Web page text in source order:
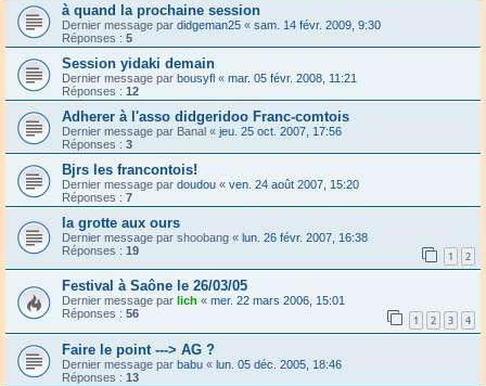
à quand la prochaine session
Dernier message par didgeman25 « sam. 14 févr. 2009, 9:30
Réponses : 5
Session yidaki demain
Dernier message par bousyfl « mar. 05 févr. 2008, 11:21
Réponses : 12
Adherer à l'asso didgeridoo Franc-comtois
Dernier message par Banal « jeu. 25 oct. 2007, 17:56
Réponses : 3
Bjrs les francontois!
Dernier message par doudou « ven. 24 août 2007, 15:20
Réponses : 7
la grotte aux ours
Dernier message par shoobang « lun. 26 févr. 2007, 16:38
Réponses : 19 1 2
Festival à Saône le 26/03/05
Dernier message par lich « mer. 22 mars 2006, 15:01
Réponses : 56 1 2 3 4
Faire le point ---> AG ?
Dernier message par babu « lun. 05 déc. 2005, 18:46
Réponses : 13